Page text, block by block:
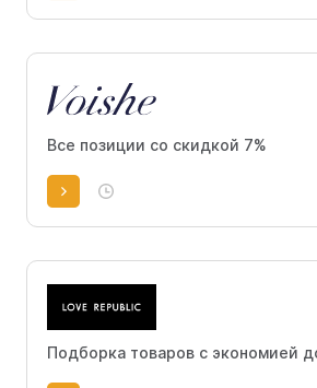
Все позиции со скидкой 7%
Подборка товаров с экономией